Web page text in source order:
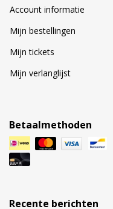
Account informatie
Mijn bestellingen
Mijn tickets
Mijn verlanglijst
Betaalmethoden
Recente berichten